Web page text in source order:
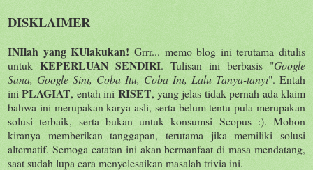
DISKLAIMER
INIlah yang KUlakukan! Grrr... memo blog ini terutama ditulis
untuk KEPERLUAN SENDIRI. Tulisan ini berbasis "Google
Sana, Google Sini, Coba Itu, Coba Ini, Lalu Tanya-tanyi". Entah
iniPLAGIAT, entah ini RISET, yang jelas tidak pernah ada klaim
bahwa ini merupakan karya asli, serta belum tentu pula merupakan
solusi terbaik, serta bukan untuk konsumsi Scopus :). Mohon
kiranya memberikan tanggapan, terutama jika memiliki solusi
alternatif. Semoga catatan ini akan bermanfaat di masa mendatang,
saat sudah lupa cara menyelesaikan masalah trivia ini.